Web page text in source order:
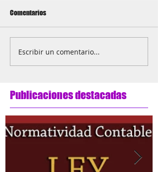
Publicaciones destacadas
Comentarios
Escribir un comentario...